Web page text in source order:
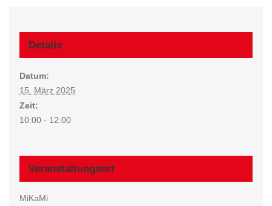
Details
Datum:
15. März 2025
Zeit:
10:00 - 12:00
Veranstaltungsort
MiKaMi